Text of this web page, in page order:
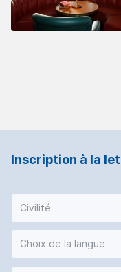
Inscription à la
Civilité
Choix de la langue